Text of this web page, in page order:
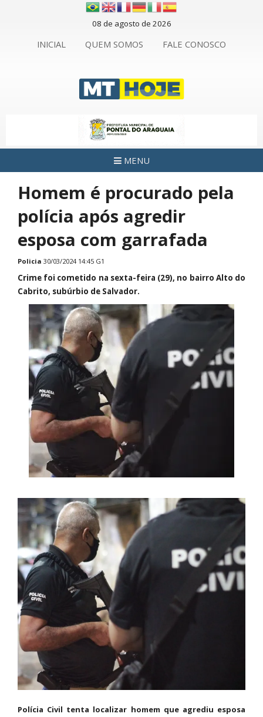
08 de agosto de 2026
INICIAL QUEM SOMOS FALE CONOSCO
MENU
Homem é procurado pela
polícia após agredir
esposa com garrafada
Policia 30/03/2024 14:45 G1
Crime foi cometido na sexta-feira (29), no bairro Alto do
Cabrito, subúrbio de Salvador.
Polícia Civil tenta localizar homem que agrediu esposa